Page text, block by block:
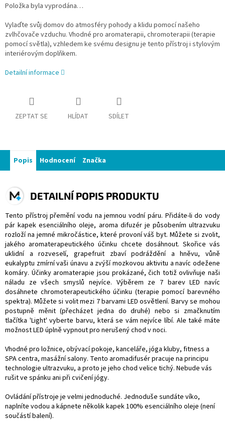
Položka byla vyprodána…
Vylaďte svůj domov do atmosféry pohody a klidu pomocí našeho
zvlhčovače vzduchu. Vhodné pro aromaterapii, chromoterapii (terapie
pomocí světla), vzhledem ke svému designu je tento přístroj i stylovým
interiérovým doplňkem.
Detailní informace
ZEPTAT SE HLÍDAT SDÍLET
Popis Hodnocení Značka
DETAILNÍ POPIS PRODUKTU
Tento přístroj přemění vodu na jemnou vodní páru. Přidáte-li do vody
pár kapek esenciálního oleje, aroma difuzér je působením ultrazvuku
rozloží na jemné mikročástice, které provoní váš byt. Můžete si zvolit,
jakého aromaterapeutického účinku chcete dosáhnout. Skořice vás
uklidní a rozveselí, grapefruit zbaví podráždění a hněvu, vůně
eukalyptu zmírní vaši únavu a zvýší mozkovou aktivitu a navíc odežene
komáry. Účinky aromaterapie jsou prokázané, čich totiž ovlivňuje naši
náladu ze všech smyslů nejvíce. Výběrem ze 7 barev LED navíc
dosáhnete chromoterapeutického účinku (terapie pomocí barevného
spektra). Můžete si volit mezi 7 barvami LED osvětlení. Barvy se mohou
postupně měnit (přecházet jedna do druhé) nebo si zmačknutím
tlačítka 'Light' vyberte barvu, která se vám nejvíce líbí. Ale také máte
možnost LED úplně vypnout pro nerušený chod v noci.
Vhodné pro ložnice, obývací pokoje, kanceláře, jóga kluby, fitness a
SPA centra, masážní salony. Tento aromadifusér pracuje na principu
technologie ultrazvuku, a proto je jeho chod velice tichý. Nebude vás
rušit ve spánku ani při cvičení jógy.
Ovládání přístroje je velmi jednoduché. Jednoduše sundáte víko,
naplníte vodou a kápnete několik kapek 100% esenciálního oleje (není
součástí balení).